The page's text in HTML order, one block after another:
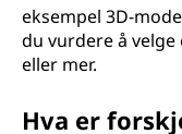
eksempel 3D-
du vurdere å velge
eller mer.
Hva er